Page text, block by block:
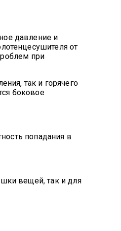
давление и
от
при
так и горячего
боковое
попадания в
вещей, так и для